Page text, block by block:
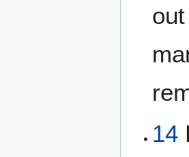
14